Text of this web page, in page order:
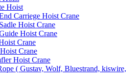
Hoist
Carriege Hoist Crane
Hoist Crane
Hoist Crane
Crane
Crane
Hoist Crane
( Gustav, Wolf, Bluestrand, kiswire,